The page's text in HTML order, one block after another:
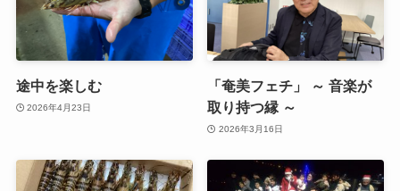
途中を楽しむ
2026年4月23日
「奄美フェチ」 ～ 音楽が
取り持つ縁 ～
2026年3月16日